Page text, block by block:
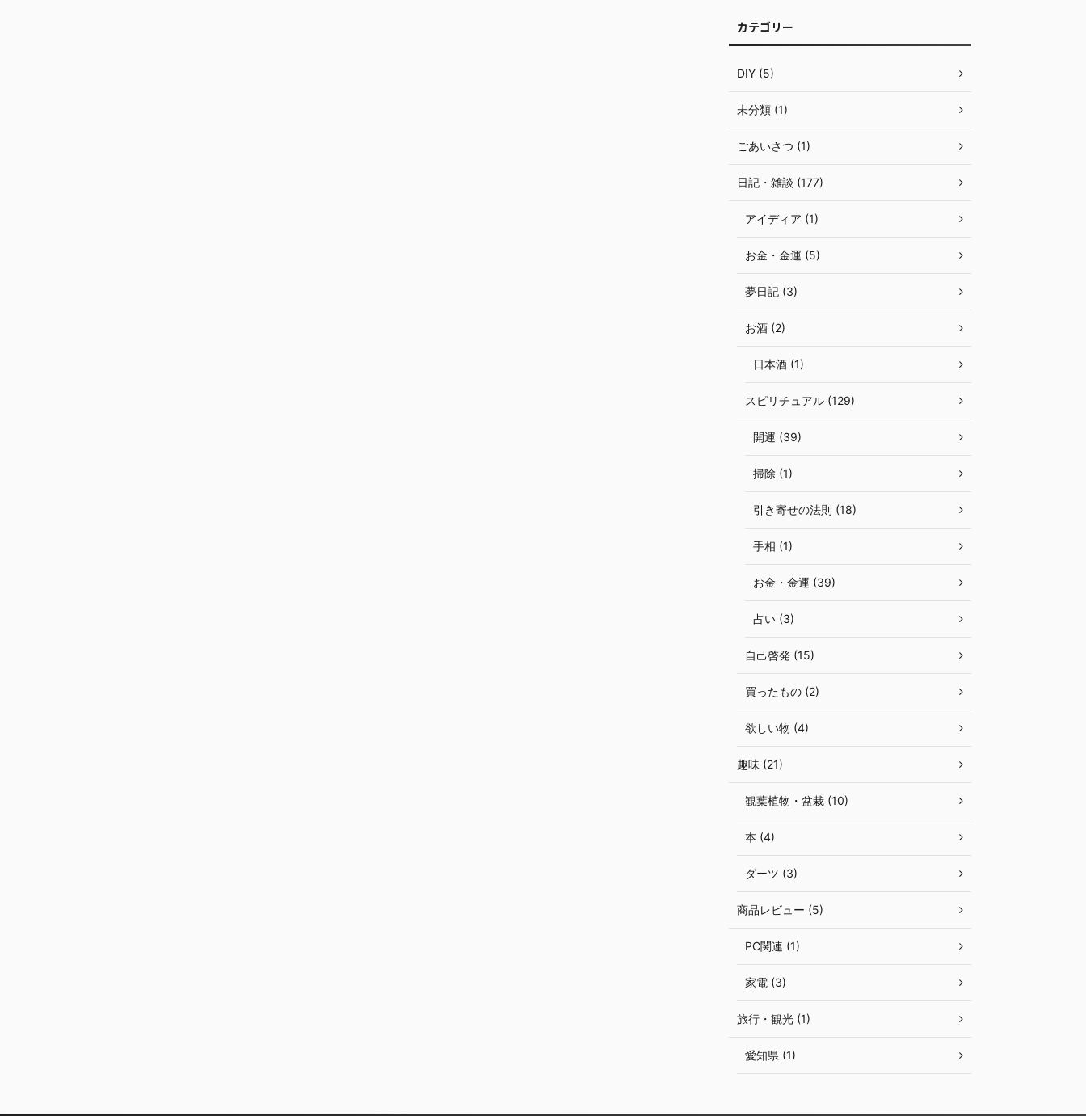
カテゴリー
DIY (5)
未分類 (1)
ごあいさつ (1)
日記・雑談 (177)
アイディア (1)
お金・金運 (5)
夢日記 (3)
お酒 (2)
日本酒 (1)
スピリチュアル (129)
開運 (39)
掃除 (1)
引き寄せの法則 (18)
手相 (1)
お金・金運 (39)
占い (3)
自己啓発 (15)
買ったもの (2)
欲しい物 (4)
趣味 (21)
観葉植物・盆栽 (10)
本 (4)
ダーツ (3)
商品レビュー (5)
PC関連 (1)
家電 (3)
旅行・観光 (1)
愛知県 (1)